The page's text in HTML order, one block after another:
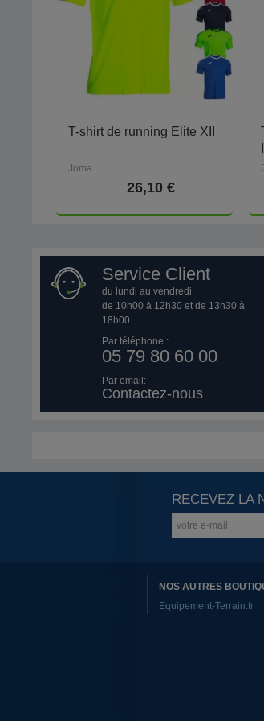
T-shirt de running Elite XII
Joma
26,10 €
Service Client
du lundi au vendredi
de 10h00 à 12h30 et de 13h30 à
18h00.
Par téléphone :
05 79 80 60 00
Par email:
Contactez-nous
RECEVEZ LA
NOS AUTRES
Equipement-Terrain.fr